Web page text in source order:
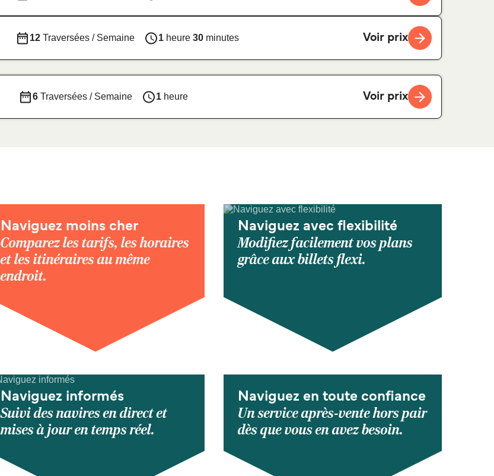
12 Traversées / Semaine 1 heure30 minutes Voir prix
6Traversées / Semaine 1heure Voir prix
Naviguez moins cher
Comparez les tarifs, les horaires
et les itinéraires au même
endroit.
Naviguez avec flexibilité
Modifiez facilement vos plans
grâce aux billets flexi.
Naviguez informés
Suivi des navires en direct et
mises à jour en temps réel.
Naviguez en toute confiance
Un service après-vente hors pair
dès que vous en avez besoin.